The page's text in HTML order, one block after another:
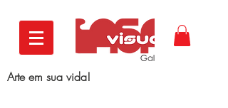
Arte em sua vida!